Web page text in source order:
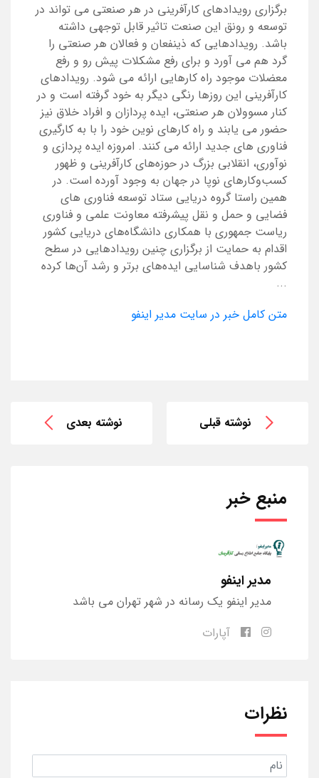
برگزاری رویدادهای کارآفرینی در هر صنعتی می تواند در
توسعه و رونق این صنعت تاثیر قابل توجهی داشته
باشد. رویدادهایی که ذینفعان و فعالان هر صنعتی را
گرد هم می آورد و برای رفع مشکلات پیش رو و رفع
معضلات موجود راه کارهایی ارائه می شود. رویدادهای
کارآفرینی این روزها رنگی دیگر به خود گرفته است و در
کنار مسوولان هر صنعتی، ایده پردازان و افراد خلاق نیز
حضور می یابند و راه کارهای نوین خود را با به کارگیری
فناوری های جدید ارائه می کنند. امروزه ایده پردازی و
نوآوری، انقلابی بزرگ در حوزه‌های کارآفرینی و ظهور
کسب‌وکارهای نوپا در جهان به وجود آورده است. در
همین راستا گروه دریایی ستاد توسعه فناوری های
فضایی و حمل و نقل پیشرفته معاونت علمی و فناوری
ریاست جمهوری با همکاری دانشگاه‌های دریایی کشور
اقدام به حمایت از برگزاری چنین رویدادهایی در سطح
کشور باهدف شناسایی ایده‌های برتر و رشد آن‌ها کرده
...
متن کامل خبر در سایت مدیر اینفو
نوشته قبلی نوشته بعدی
منبع خبر
مدیر اینفو
مدیر اینفو یک رسانه در شهر تهران می باشد
آپارات
نظرات